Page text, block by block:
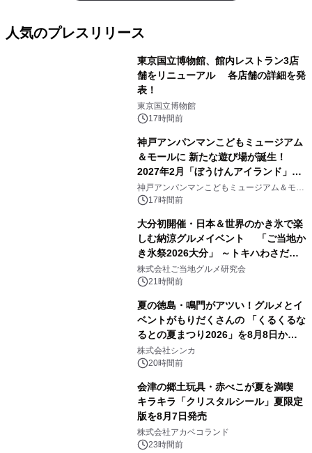
人気のプレスリリース
東京国立博物館、館内レストラン3店
舗をリニューアル 各店舗の詳細を発
表！
東京国立博物館
17時間前
神戸アンパンマンこどもミュージアム
＆モールに 新たな遊び場が誕生！
2027年2月「ぼうけんアイランド」が
オープン
神戸アンパンマンこどもミュージアム＆モー
ル 17時間前
大分初開催・日本＆世界のかき氷で楽
しむ納涼グルメイベント 「ご当地か
き氷祭2026大分」 ～トキハわさだタ
ウンで8月21日～31日まで11日間限定
開催～
株式会社ご当地グルメ研究会
21時間前
夏の徳島・鳴門がアツい！グルメとイ
ベントがもりだくさんの 「くるくるな
るとの夏まつり2026」を8月8日から9
日間開催 ～夏限定メニューや大抽選
会、大学芋スティックの振る舞いも～
株式会社シンカ
20時間前
会津の郷土玩具・赤べこが夏を満喫
キラキラ「クリスタルシール」夏限定
版を8月7日発売
株式会社アカベコランド
23時間前